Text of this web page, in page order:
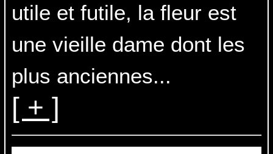
utile et futile, la fleur est
une vieille dame dont les
plus anciennes...
[ + ]